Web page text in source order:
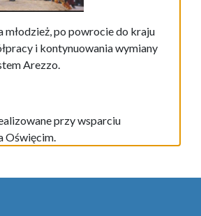
młodzież, po powrocie do kraju
i kontynuowania wymiany
Arezzo.
przy wsparciu
Oświęcim.